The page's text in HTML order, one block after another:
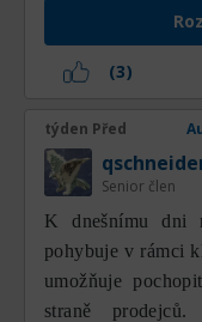
zatímco
třeba udržet,
zotavení.
112,92, 113,89
se prodejní
uzavře pod
k 109,94 a
dominantní
střednědobém
(3)
týden Před
Senior člen
K dnešnímu dni
pohybuje v rámci
umožňuje
straně